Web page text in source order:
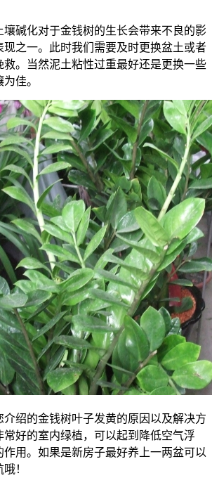
壤碱化对于金钱树的生长会带来不良的影
现之一。此时我们需要及时更换盆土或者
救。当然泥土粘性过重最好还是更换一些
佳。
介绍的金钱树叶子发黄的原因以及解决方
好的室内绿植，可以起到降低空气浮
作用。如果是新房子最好养上一两盆可以
！